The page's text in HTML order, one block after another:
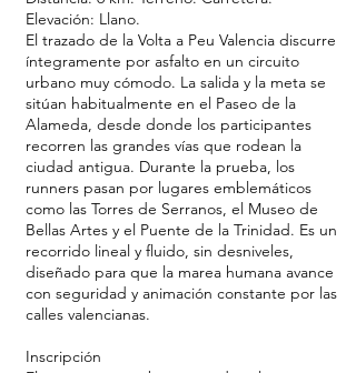
Elevación: Llano.
El trazado de la Volta a Peu Valencia discurre
íntegramente por asfalto en un circuito
urbano muy cómodo. La salida y la meta se
sitúan habitualmente en el Paseo de la
Alameda, desde donde los participantes
recorren las grandes vías que rodean la
ciudad antigua. Durante la prueba, los
runners pasan por lugares emblemáticos
como las Torres de Serranos, el Museo de
Bellas Artes y el Puente de la Trinidad. Es un
recorrido lineal y fluido, sin desniveles,
diseñado para que la marea humana avance
con seguridad y animación constante por las
calles valencianas.
Inscripción